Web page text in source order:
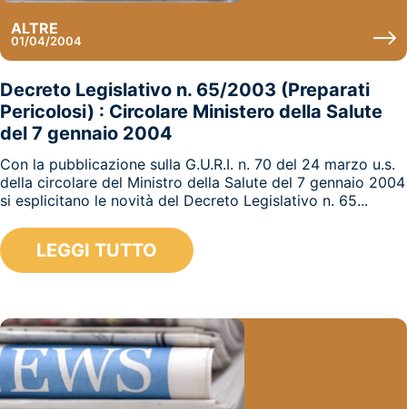
ALTRE
01/04/2004
Decreto Legislativo n. 65/2003 (Preparati
Pericolosi) : Circolare Ministero della Salute
del 7 gennaio 2004
Con la pubblicazione sulla G.U.R.I. n. 70 del 24 marzo u.s.
della circolare del Ministro della Salute del 7 gennaio 2004
si esplicitano le novità del Decreto Legislativo n. 65...
LEGGI TUTTO